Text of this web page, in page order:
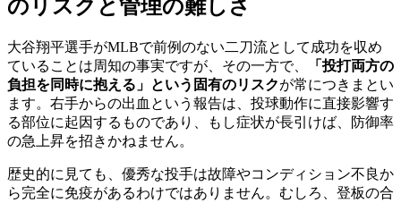
のリスクと管理の難しさ
大谷翔平選手がMLBで前例のない二刀流として成功を収め
ていることは周知の事実ですが、その一方で、
「投打両方の
負担を同時に抱える」という固有のリスクが常につきまとい
ます。右手からの出血という報告は、投球動作に直接影響す
る部位に起因するものであり、もし症状が長引けば、防御率
の急上昇を招きかねません。
歴史的に見ても、優秀な投手は故障やコンディション不良か
ら完全に免疫があるわけではありません。むしろ、登板の合